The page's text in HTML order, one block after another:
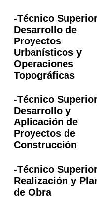
-Técnico
Desarrollo de
Proyectos
Urbanísticos y
Operaciones
Topográficas
-Técnico
Desarrollo y
Aplicación de
Proyectos de
Construcción
-Técnico
Realización y
de Obra